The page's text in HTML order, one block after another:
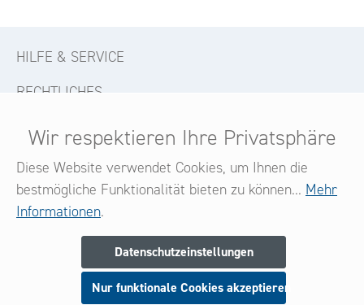
HILFE & SERVICE
RECHTLICHES
KONTAKT
FOLGE UNS
Melden Sie sich jetzt zu unserem Newsletter an
und seien Sie stets über neue Produkte und Angebote
Wir respektieren Ihre Privatsphäre
Diese Website verwendet Cookies, um Ihnen die
bestmögliche Funktionalität bieten zu können... Mehr
Informationen.
Datenschutzeinstellungen
Nur funktionale Cookies akzeptieren